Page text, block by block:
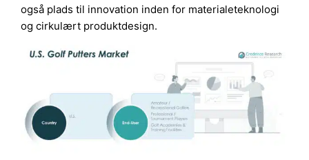
også plads til innovation inden for materialeteknologi
og cirkulært produktdesign.